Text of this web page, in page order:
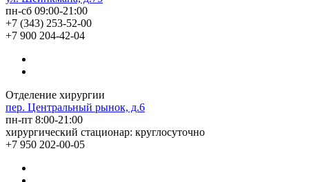
пн-сб 09:00-21:00
+7 (343) 253-52-00
+7 900 204-42-04
Отделение хирургии
пер. Центральный рынок, д.6
пн-пт 8:00-21:00
хирургический стационар: круглосуточно
+7 950 202-00-05